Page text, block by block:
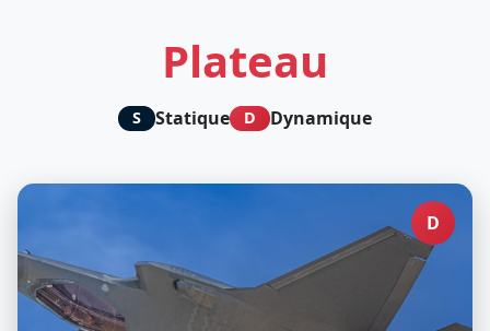
Plateau
S Statique D Dynamique
D